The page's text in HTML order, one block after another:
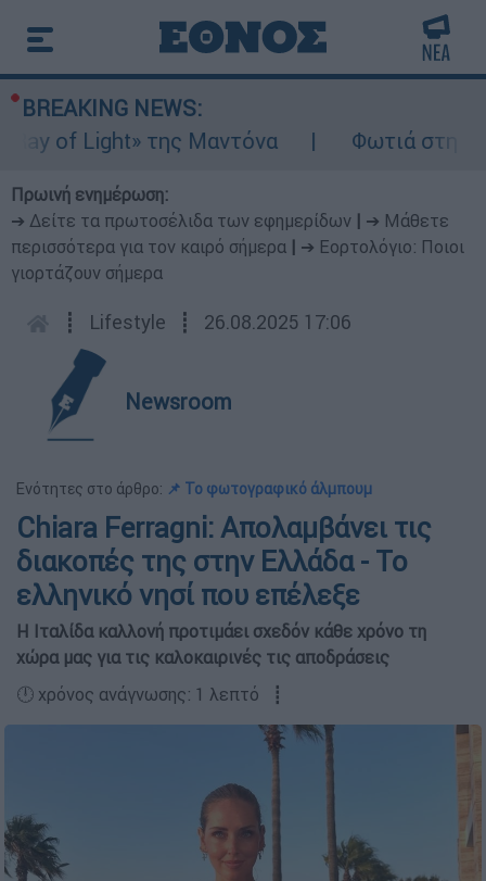
BREAKING NEWS:
of Light» της Μαντόνα
Φωτιά στη
Πρωινή ενημέρωση:
➔ Δείτε τα πρωτοσέλιδα των εφημερίδων
➔ Μάθετε
περισσότερα για τον καιρό σήμερα
➔ Εορτολόγιο: Ποιοι
γιορτάζουν σήμερα
┋ Lifestyle ┋ 26.08.2025 17:06
Newsroom
Ενότητες στο άρθρο: 📌 Το φωτογραφικό άλμπουμ
Chiara Ferragni: Απολαμβάνει τις
διακοπές της στην Ελλάδα - Το
ελληνικό νησί που επέλεξε
Η Ιταλίδα καλλονή προτιμάει σχεδόν κάθε χρόνο τη
χώρα μας για τις καλοκαιρινές τις αποδράσεις
🕛 χρόνος ανάγνωσης: 1 λεπτό ┋